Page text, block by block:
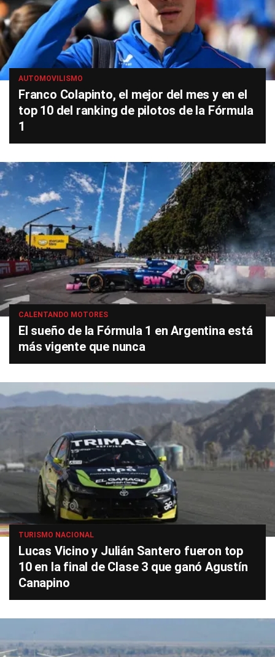
AUTOMOVILISMO
Franco Colapinto, el mejor del mes y en el
top 10 del ranking de pilotos de la Fórmula
1
CALENTANDO MOTORES
El sueño de la Fórmula 1 en Argentina está
más vigente que nunca
TURISMO NACIONAL
Lucas Vicino y Julián Santero fueron top
10 en la final de Clase 3 que ganó Agustín
Canapino